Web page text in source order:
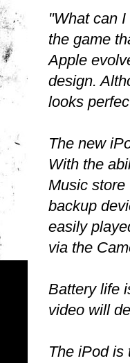
"What can
the game
Apple
design.
looks
The new
With the
Music store
backup
easily
via the
Battery life
video will
The iPod is